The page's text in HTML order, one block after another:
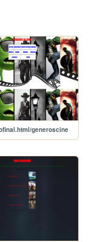
generoscine